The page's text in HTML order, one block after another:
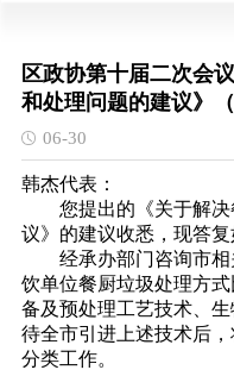
区政协第十届二次会
和处理问题的建议​》
06-30
韩杰代表：
您提出的《关于解决
议》的建议收悉，现答复
经承办部门咨询市相
饮单位餐厨垃圾处理方
备及预处理工艺技术、生
待全市引进上述技术后
分类工作。